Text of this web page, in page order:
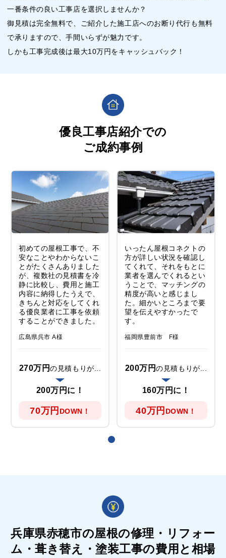
一番条件の良い工事店を選択しませんか？
御見積は完全無料で、ご紹介した施工店へのお断り代行も無料
で承りますので、手間いらずが魅力です。
しかも工事完成後は最大10万円をキャッシュバック！
優良工事店紹介での
ご成約事例
初めての屋根工事で、不
安なことやわからないこ
とがたくさんありました
が、複数社の見積書を冷
静に比較し、費用と施工
内容に納得したうえで、
きちんと対応をしてくれ
る優良業者に工事を依頼
することができました。
広島県呉市 A様
270万円の見積もりが...
200万円に！
70万円 DOWN！
いったん屋根コネクトの
方が詳しい状況を確認し
てくれて、それをもとに
業者を選んでくれるとい
うことで、マッチングの
精度が高いと感じまし
た。細かいところまで要
望を伝えやすかったで
す。
福岡県豊前市 F様
200万円の見積もりが...
160万円に！
40万円 DOWN！
兵庫県赤穂市の屋根の修理・リフォー
ム・葺き替え・塗装工事の費用と相場